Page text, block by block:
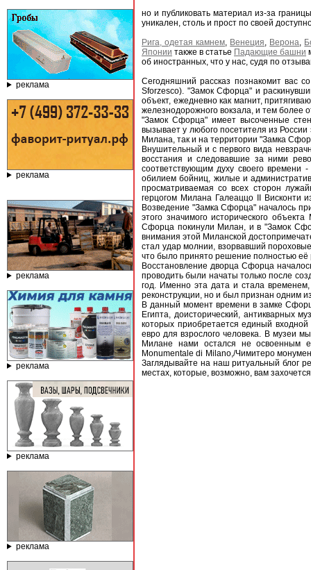
реклама
реклама
реклама
реклама
реклама
реклама
но и публиковать материал из-за
уникален, столь и прост по своей
Рига, одетая камнем, Венеция, Верона,
Японии также в статье Падающие башни
об иностранных, что у нас, судя по
Сегодняшний рассказ познакомит вас
Sforzesco). "Замок Сфорца" и
объект, ежедневно как магнит,
железнодорожного вокзала, и тем более
"Замок Сфорца" имеет высоченные
вызывает у любого посетителя из
Милана, так и на территории "Замка
Внушительный и с первого вида
восстания и следовавшие за ними
соответствующим духу своего
обилием бойниц, жилые и
просматриваемая со всех сторон
герцогом Милана Галеаццо II Висконти
Возведение "Замка Сфорца" началось
этого значимого исторического
Сфорца покинули Милан, и в "Замок
внимания этой Миланской
стал удар молнии, взорвавший
что было принято решение полностью её
Восстановление дворца Сфорца
проводить были начаты только после
год. Именно эта дата и стала
реконструкции, но и был признан одним
В данный момент времени в замке
Египта, доисторический, антикварных
которых приобретается единый
евро для взрослого человека. В музеи
Милане нами остался не освоенным
Monumentale di Milano,/Чимитеро
Заглядывайте на наш ритуальный блог
местах, которые, возможно, вам